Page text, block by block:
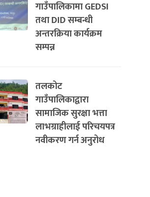
गाउँपालिकामा GEDSI
तथा DID सम्बन्धी
अन्तरक्रिया कार्यक्रम
सम्पन्न
तलकोट
गाउँपालिकाद्वारा
सामाजिक सुरक्षा भत्ता
लाभग्राहीलाई परिचयपत्र
नवीकरण गर्न अनुरोध